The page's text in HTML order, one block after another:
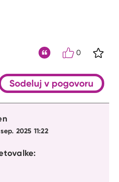
0
Sodeluj v pogovoru
2025 11:22